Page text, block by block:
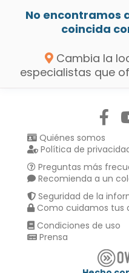
No encontramos
coincida
Cambia la
especialistas que
Quiénes somos
Política de
Preguntas más
Recomienda a un
Seguridad de la
Como cuidamos tus
Condiciones de uso
Prensa